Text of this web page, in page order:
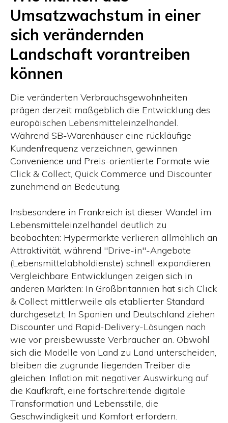
Umsatzwachstum in einer
sich verändernden
Landschaft vorantreiben
können
Die veränderten Verbrauchsgewohnheiten
prägen derzeit maßgeblich die Entwicklung des
europäischen Lebensmitteleinzelhandel.
Während SB-Warenhäuser eine rückläufige
Kundenfrequenz verzeichnen, gewinnen
Convenience und Preis-orientierte Formate wie
Click & Collect, Quick Commerce und Discounter
zunehmend an Bedeutung.
Insbesondere in Frankreich ist dieser Wandel im
Lebensmitteleinzelhandel deutlich zu
beobachten: Hypermärkte verlieren allmählich an
Attraktivität, während "Drive-in"-Angebote
(Lebensmittelabholdienste) schnell expandieren.
Vergleichbare Entwicklungen zeigen sich in
anderen Märkten: In Großbritannien hat sich Click
& Collect mittlerweile als etablierter Standard
durchgesetzt; In Spanien und Deutschland ziehen
Discounter und Rapid-Delivery-Lösungen nach
wie vor preisbewusste Verbraucher an. Obwohl
sich die Modelle von Land zu Land unterscheiden,
bleiben die zugrunde liegenden Treiber die
gleichen: Inflation mit negativer Auswirkung auf
die Kaufkraft, eine fortschreitende digitale
Transformation und Lebensstile, die
Geschwindigkeit und Komfort erfordern.